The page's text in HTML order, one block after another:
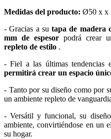
Medidas del producto: Ø50 x x
- Gracias a su tapa de madera
mm de espesor podrá crear
repleto de estilo .
- Fiel a las últimas tendencias
permitirá crear un espacio
- Tanto por su diseño como por
un ambiente repleto de
- Versátil y funcional, su
ambiente, convirtiéndose en un
su hogar.